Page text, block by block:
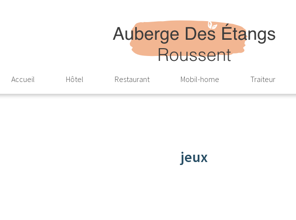
Accueil Hôtel Restaurant Mobil-home Traiteur
jeux